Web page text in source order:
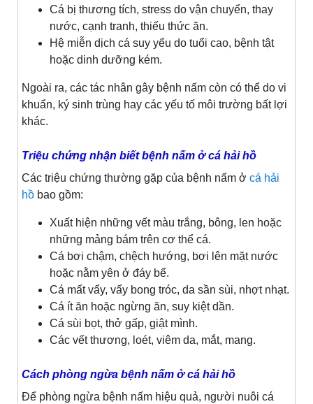
Cá bị thương tích, stress do vận chuyển, thay
nước, cạnh tranh, thiếu thức ăn.
Hệ miễn dịch cá suy yếu do tuổi cao, bệnh tật
hoặc dinh dưỡng kém.
Ngoài ra, các tác nhân gây bệnh nấm còn có thể do vi
khuẩn, ký sinh trùng hay các yếu tố môi trường bất lợi
khác.
Triệu chứng nhận biết bệnh nấm ở cá hải hồ
Các triệu chứng thường gặp của bệnh nấm ở cá hải
hồ bao gồm:
Xuất hiện những vết màu trắng, bông, len hoặc
những mảng bám trên cơ thể cá.
Cá bơi chậm, chệch hướng, bơi lên mặt nước
hoặc nằm yên ở đáy bể.
Cá mất vẩy, vẩy bong tróc, da sần sùi, nhợt nhạt.
Cá ít ăn hoặc ngừng ăn, suy kiệt dần.
Cá sùi bọt, thở gấp, giật mình.
Các vết thương, loét, viêm da, mắt, mang.
Cách phòng ngừa bệnh nấm ở cá hải hồ
Để phòng ngừa bệnh nấm hiệu quả, người nuôi cá